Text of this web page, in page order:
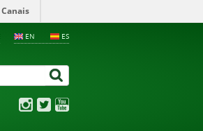
Canais
EN ES